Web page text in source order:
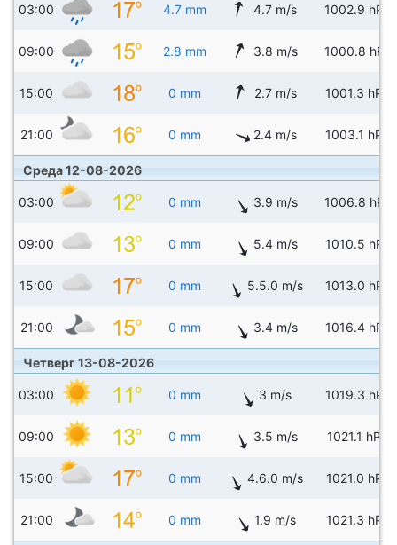
03:00 4.7 mm 4.7 m/s 1002.9 hPa
09:00 2.8 mm 3.8 m/s 1000.8 hPa
15:00 0 mm 2.7 m/s 1001.3 hPa
21:00 0 mm 2.4 m/s 1003.1 hPa
Среда 12-08-2026
03:00 0 mm 3.9 m/s 1006.8 hPa
09:00 0 mm 5.4 m/s 1010.5 hPa
15:00 0 mm 5.5.0 m/s 1013.0 hPa
21:00 0 mm 3.4 m/s 1016.4 hPa
Четверг 13-08-2026
03:00 0 mm 3 m/s 1019.3 hPa
09:00 0 mm 3.5 m/s 1021.1 hPa
15:00 0 mm 4.6.0 m/s 1021.0 hPa
21:00 0 mm 1.9 m/s 1021.3 hPa